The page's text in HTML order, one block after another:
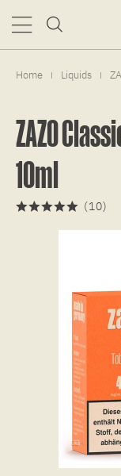
Home | Liquids |
ZAZO
10ml
(10)